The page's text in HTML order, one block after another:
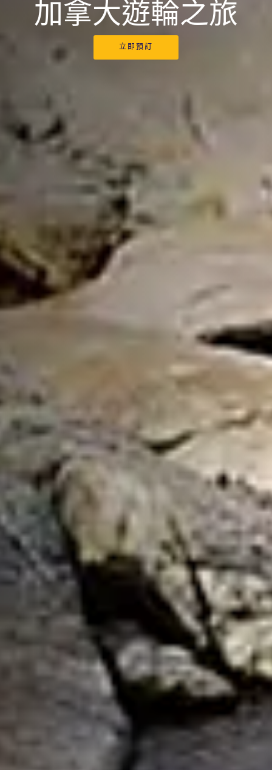
加拿大遊輪之旅
立即預訂